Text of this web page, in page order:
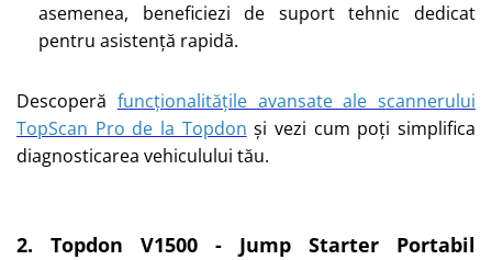
asemenea, beneficiezi de suport tehnic dedicat
pentru asistență rapidă.
Descoperă funcționalitățile avansate ale scannerului
TopScan Pro de la Topdon și vezi cum poți simplifica
diagnosticarea vehiculului tău.
2. Topdon V1500 - Jump Starter Portabil